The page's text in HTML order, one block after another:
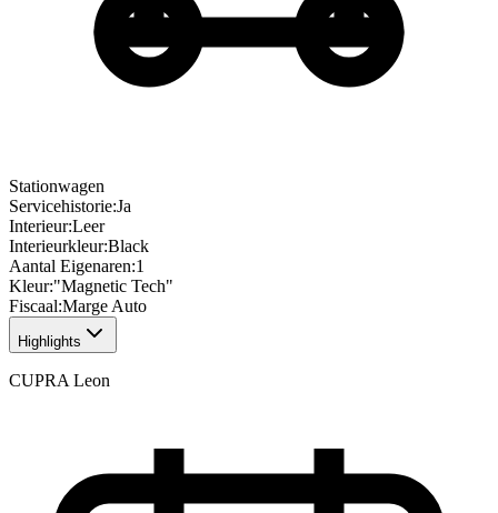
Stationwagen
Servicehistorie:Ja
Interieur:Leer
Interieurkleur:Black
Aantal Eigenaren:1
Kleur:"Magnetic Tech"
Fiscaal:Marge Auto
Highlights
CUPRA Leon